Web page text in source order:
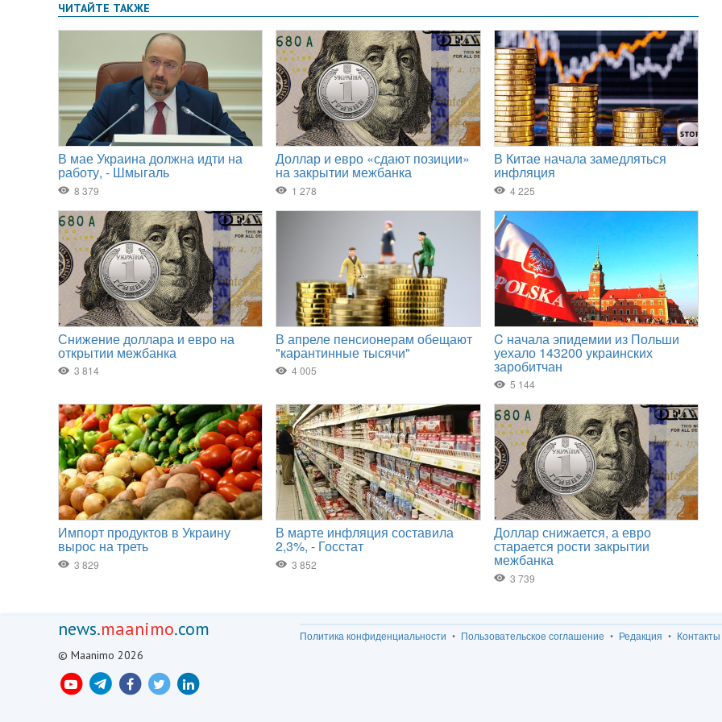
news.maanimo.com
© Maanimo 2026
Политика конфиденциальности Пользовательское соглашение Редакция Контакты